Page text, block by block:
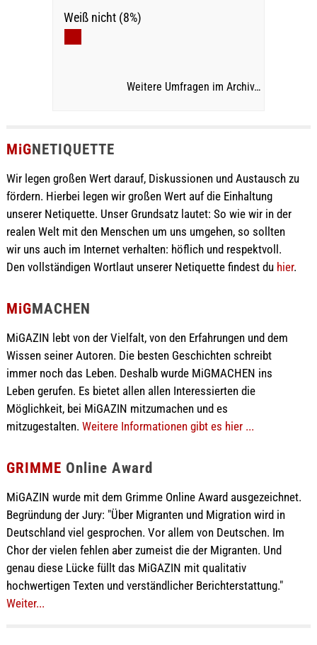
Weiß nicht (8%)
Weitere Umfragen im Archiv…
MiG NETIQUETTE
Wir legen großen Wert darauf, Diskussionen und Austausch zu
fördern. Hierbei legen wir großen Wert auf die Einhaltung
unserer Netiquette. Unser Grundsatz lautet: So wie wir in der
realen Welt mit den Menschen um uns umgehen, so sollten
wir uns auch im Internet verhalten: höflich und respektvoll.
Den vollständigen Wortlaut unserer Netiquette findest du hier.
MiG MACHEN
MiGAZIN lebt von der Vielfalt, von den Erfahrungen und dem
Wissen seiner Autoren. Die besten Geschichten schreibt
immer noch das Leben. Deshalb wurde MiGMACHEN ins
Leben gerufen. Es bietet allen allen Interessierten die
Möglichkeit, bei MiGAZIN mitzumachen und es
mitzugestalten. Weitere Informationen gibt es hier ...
GRIMME Online Award
MiGAZIN wurde mit dem Grimme Online Award ausgezeichnet.
Begründung der Jury: "Über Migranten und Migration wird in
Deutschland viel gesprochen. Vor allem von Deutschen. Im
Chor der vielen fehlen aber zumeist die der Migranten. Und
genau diese Lücke füllt das MiGAZIN mit qualitativ
hochwertigen Texten und verständlicher Berichterstattung."
Weiter...